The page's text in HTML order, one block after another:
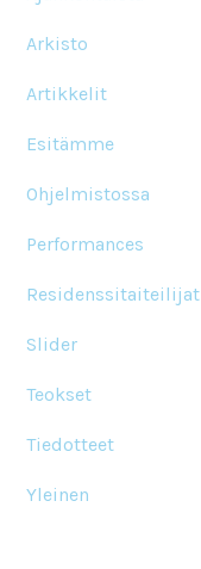
Arkisto
Artikkelit
Esitämme
Ohjelmistossa
Performances
Residenssitaiteilijat
Slider
Teokset
Tiedotteet
Yleinen